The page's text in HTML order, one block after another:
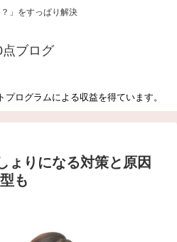
」をすっぱり解決
点ブログ
ログラムによる収益を得ています。
ょりになる対策と原因
も